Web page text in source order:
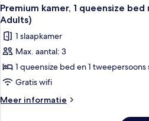
foto's
voor
Premium
kamer,
1
queensize
bed
6
Premium kamer, 1 queensize
Adults)
1 slaapkamer
Max. aantal: 3
1 queensize bed en 1 tweepersoons
Gratis wifi
Meer informatie
Meer